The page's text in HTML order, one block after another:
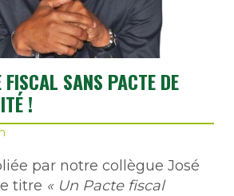
SANS PACTE DE
!
par notre collègue José
titre « Un Pacte fiscal